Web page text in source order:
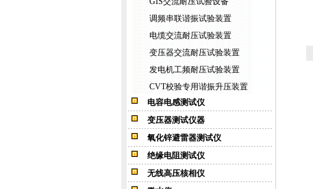
调频串联谐振试验装置
电缆交流耐压试验装置
变压器交流耐压试验装置
发电机工频耐压试验装置
CVT校验专用谐振升压装置
电容电感测试仪
变压器测试仪器
氧化锌避雷器测试仪
绝缘电阻测试仪
无线高压核相仪